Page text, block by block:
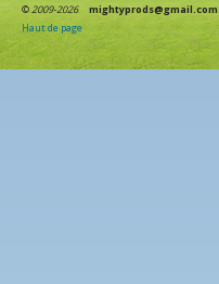
©2009-2026
mightyprods@gmail.com
Haut de page